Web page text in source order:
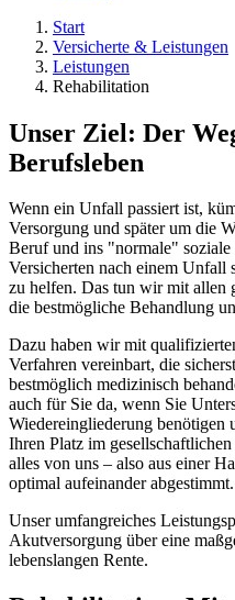
Start
Versicherte & Leistungen
Leistungen
Rehabilitation
Unser Ziel: Der
Berufsleben
Wenn ein Unfall passiert ist,
Versorgung und später um die
Beruf und ins "normale"
Versicherten nach einem
zu helfen. Das tun wir mit allen
die bestmögliche Behandlung
Dazu haben wir mit
Verfahren vereinbart, die
bestmöglich medizinisch
auch für Sie da, wenn Sie
Wiedereingliederung benötigen
Ihren Platz im
alles von uns – also aus einer
optimal aufeinander abgestimmt.
Unser umfangreiches
Akutversorgung über eine
lebenslangen Rente.